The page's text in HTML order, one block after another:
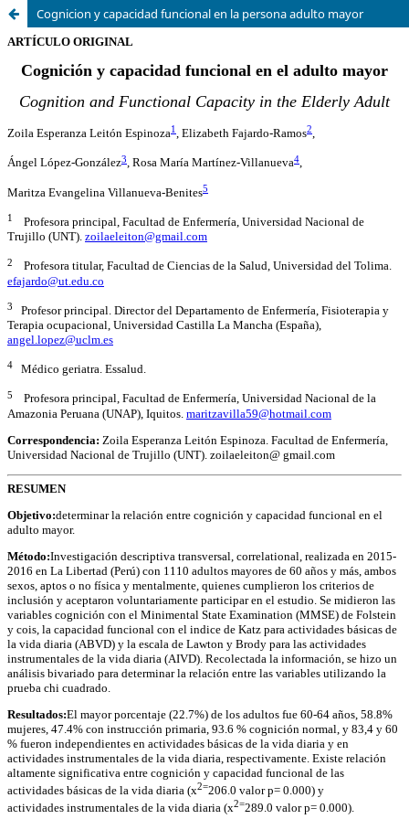
Cognicion y capacidad funcional en la persona adulto mayor